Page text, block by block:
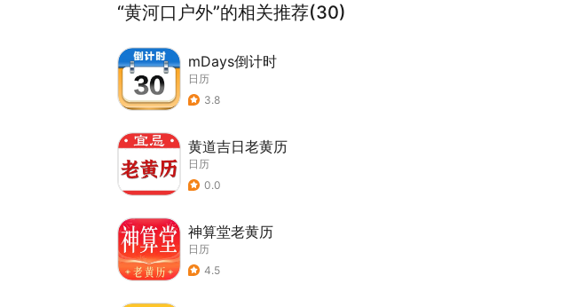
“黄河口户外”的相关推荐(30)
mDays倒计时
日历
3.8
黄道吉日老黄历
日历
0.0
神算堂老黄历
日历
4.5